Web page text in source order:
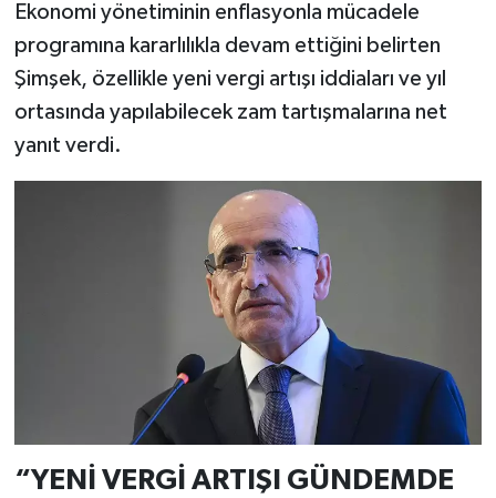
Ekonomi yönetiminin enflasyonla mücadele
programına kararlılıkla devam ettiğini belirten
Şimşek, özellikle yeni vergi artışı iddiaları ve yıl
ortasında yapılabilecek zam tartışmalarına net
yanıt verdi.
“YENİ VERGİ ARTIŞI GÜNDEMDE